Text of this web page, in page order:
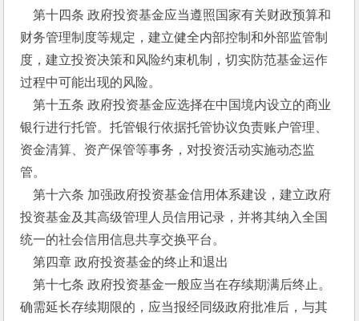
第十四条 政府投资基金应当遵照国家有关财政预算和
财务管理制度等规定，建立健全内部控制和外部监管制
度，建立投资决策和风险约束机制，切实防范基金运作
过程中可能出现的风险。
第十五条 政府投资基金应选择在中国境内设立的商业
银行进行托管。托管银行依据托管协议负责账户管理、
资金清算、资产保管等事务，对投资活动实施动态监
管。
第十六条 加强政府投资基金信用体系建设，建立政府
投资基金及其高级管理人员信用记录，并将其纳入全国
统一的社会信用信息共享交换平台。
第四章 政府投资基金的终止和退出
第十七条 政府投资基金一般应当在存续期满后终止。
确需延长存续期限的，应当报经同级政府批准后，与其